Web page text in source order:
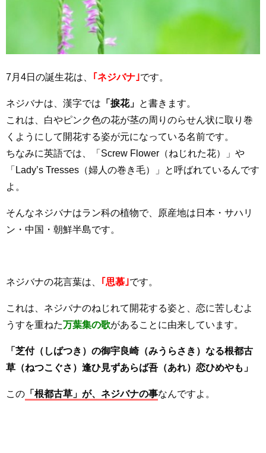
7月4日の誕生花は、 ｢ネジバナ｣です。
ネジバナは、漢字では 「捩花」 と書きます。
これは、白やピンク色の花が茎の周りのらせん状に取り巻
くようにして開花する姿が元になっている名前です。
ちなみに英語では、「Screw Flower（ねじれた花）」や
「Lady’s Tresses（婦人の巻き毛）」と呼ばれているんです
よ。
そんなネジバナはラン科の植物で、原産地は日本・サハリ
ン・中国・朝鮮半島です。
ネジバナの花言葉は、 ｢思慕｣です。
これは、ネジバナのねじれて開花する姿と、恋に苦しむよ
うすを重ねた万葉集の歌があることに由来しています。
「芝付（しばつき）の御宇良崎（みうらさき）なる根都古
草（ねつこぐさ）逢ひ見ずあらば吾（あれ）恋ひめやも」
この 「根都古草」が、ネジバナの事なんですよ。